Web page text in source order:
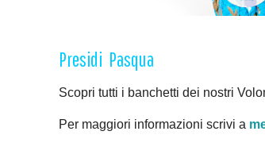
Presidi Pasqua
Scopri tutti i banchetti dei nostri
Per maggiori informazioni scrivi a